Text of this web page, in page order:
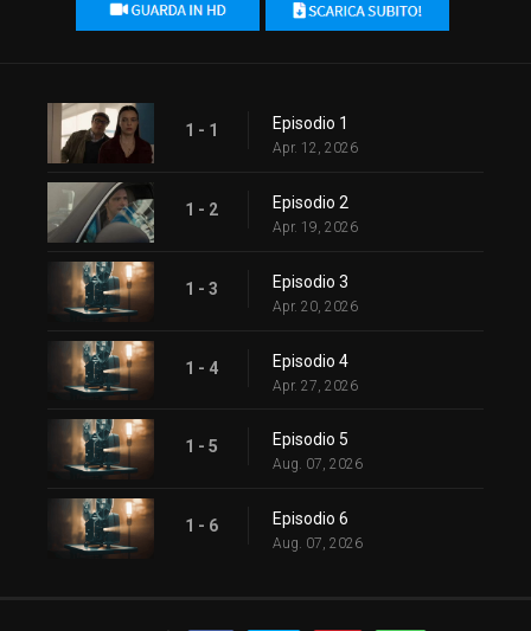
1 - 1 Episodio 1
Apr. 12, 2026
1 - 2 Episodio 2
Apr. 19, 2026
1 - 3 Episodio 3
Apr. 20, 2026
1 - 4 Episodio 4
Apr. 27, 2026
1 - 5 Episodio 5
Aug. 07, 2026
1 - 6 Episodio 6
Aug. 07, 2026